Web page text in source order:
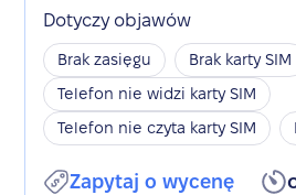
Dotyczy objawów
Brak zasięgu
Brak karty SIM
Telefon nie widzi karty SIM
Telefon nie czyta karty SIM
Zapytaj o wycenę